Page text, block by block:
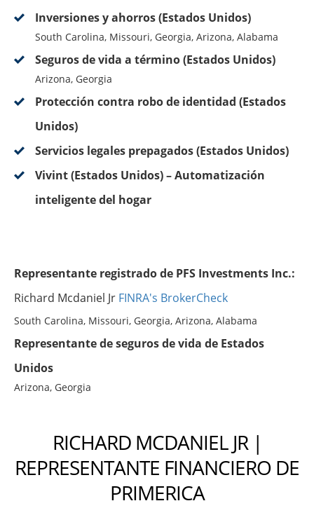
Inversiones y ahorros (Estados Unidos)
South Carolina, Missouri, Georgia, Arizona, Alabama
Seguros de vida a término (Estados Unidos)
Arizona, Georgia
Protección contra robo de identidad (Estados
Unidos)
Servicios legales prepagados (Estados Unidos)
Vivint (Estados Unidos) – Automatización
inteligente del hogar
Representante registrado de PFS Investments Inc.:
Richard Mcdaniel Jr FINRA's BrokerCheck
South Carolina, Missouri, Georgia, Arizona, Alabama
Representante de seguros de vida de Estados
Unidos
Arizona, Georgia
RICHARD MCDANIEL JR |
REPRESENTANTE FINANCIERO DE
PRIMERICA